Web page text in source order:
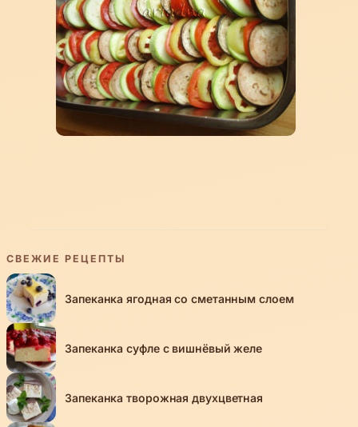
СВЕЖИЕ РЕЦЕПТЫ
Запеканка ягодная со сметанным слоем
Запеканка суфле с вишнёвый желе
Запеканка творожная двухцветная